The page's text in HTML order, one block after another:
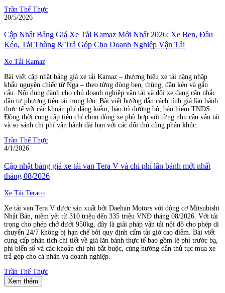
Trần Thế Thực
20/5/2026
Cập Nhật Bảng Giá Xe Tải Kamaz Mới Nhất 2026: Xe Ben, Đầu
Kéo, Tải Thùng & Trả Góp Cho Doanh Nghiệp Vận Tải
Xe Tải Kamaz
Bài viết cập nhật bảng giá xe tải Kamaz – thương hiệu xe tải nặng nhập
khẩu nguyên chiếc từ Nga – theo từng dòng ben, thùng, đầu kéo và gắn
cẩu. Nội dung dành cho chủ doanh nghiệp vận tải và đội xe đang cân nhắc
đầu tư phương tiện tải trọng lớn. Bài viết hướng dẫn cách tính giá lăn bánh
thực tế với các khoản phí đăng kiểm, bảo trì đường bộ, bảo hiểm TNDS.
Đồng thời cung cấp tiêu chí chọn dòng xe phù hợp với từng nhu cầu vận tải
và so sánh chi phí vận hành dài hạn với các đối thủ cùng phân khúc.
Trần Thế Thực
4/1/2026
Cập nhật bảng giá xe tải van Tera V và chi phí lăn bánh mới nhất
tháng 08/2026
Xe Tải Teraco
Xe tải van Tera V được sản xuất bởi Daehan Motors với động cơ Mitsubishi
Nhật Bản, niêm yết từ 310 triệu đến 335 triệu VNĐ tháng 08/2026. Với tải
trọng cho phép chở dưới 950kg, đây là giải pháp vận tải nội đô cho phép di
chuyển 24/7 không bị hạn chế bởi quy định cấm tải giờ cao điểm. Bài viết
cung cấp phân tích chi tiết về giá lăn bánh thực tế bao gồm lệ phí trước bạ,
phí biển số và các khoản chi phí bắt buộc, cùng hướng dẫn thủ tục mua xe
trả góp cho cá nhân và doanh nghiệp.
Trần Thế Thực
Xem thêm